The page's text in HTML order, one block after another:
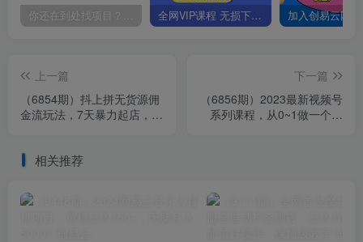
你还在到处找项目？还在当韭菜？我靠卖项目一个月收入5万+，曾经我也是个失败者。 全网VIP课程 无损下载~
上一篇
（6854期）抖上拼无货源佣
金流玩法，7天暴力起店，月
下一篇
（6856期）2023最新视频号
系列课程，从0~1做一个赚
相关推荐